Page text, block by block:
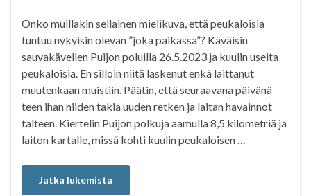
Onko muillakin sellainen mielikuva, että peukaloisia
tuntuu nykyisin olevan ”joka paikassa”? Käväisin
sauvakävellen Puijon poluilla 26.5.2023 ja kuulin useita
peukaloisia. En silloin niitä laskenut enkä laittanut
muutenkaan muistiin. Päätin, että seuraavana päivänä
teen ihan niiden takia uuden retken ja laitan havainnot
talteen. Kiertelin Puijon polkuja aamulla 8,5 kilometriä ja
laiton kartalle, missä kohti kuulin peukaloisen …
Jatka lukemista